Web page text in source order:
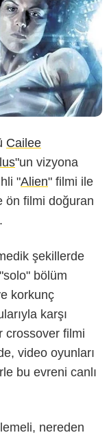
Cailee
"un vizyona
"Alien" filmi ile
ön filmi doğuran
şekillerde
bölüm
korkunç
karşı
crossover filmi
video oyunları
bu evreni canlı
nereden